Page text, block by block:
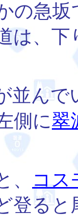
の急
は、
並んで
側に翠
コス
登る